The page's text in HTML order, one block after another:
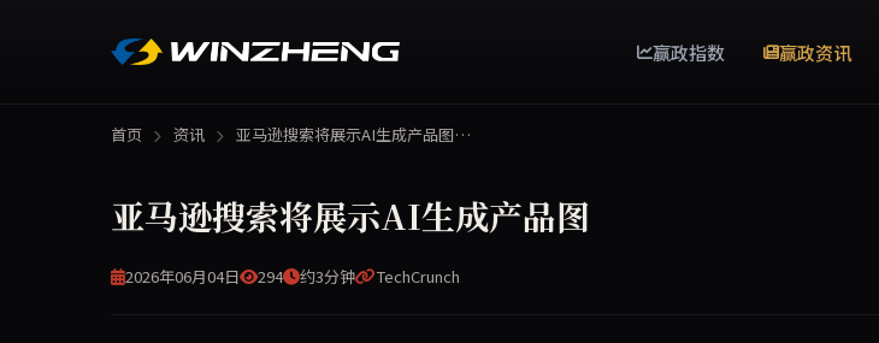
赢政指数 赢政资讯
首页 资讯 亚马逊搜索将展示AI生成产品图…
亚马逊搜索将展示AI生成产品图
2026年06月04日 294 约3分钟 TechCrunch